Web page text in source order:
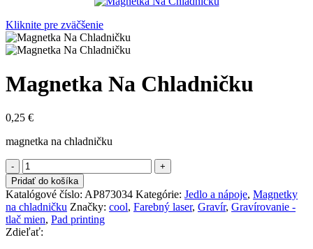
Kliknite pre zväčšenie
Magnetka Na Chladničku
0,25 €
magnetka na chladničku
množstvo
Magnetka
Na
Chladničku
Pridať do košíka
Katalógové číslo: AP873034 Kategórie: Jedlo a nápoje, Magnetky
na chladničku Značky: cool, Farebný laser, Gravír, Gravírovanie -
tlač mien, Pad printing
Zdieľať: